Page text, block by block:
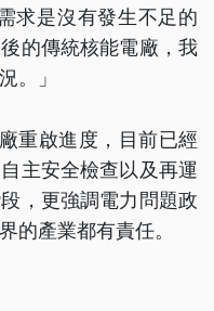
求是沒有發生不足的
的傳統核能電廠，我
。」
重啟進度，目前已經
主安全檢查以及再運
，更強調電力問題政
的產業都有責任。